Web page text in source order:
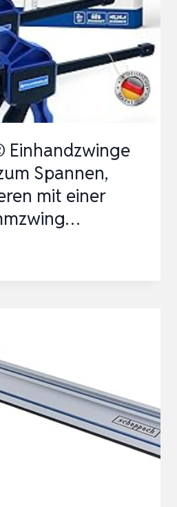
Einhandzwinge
Spannen,
mit einer